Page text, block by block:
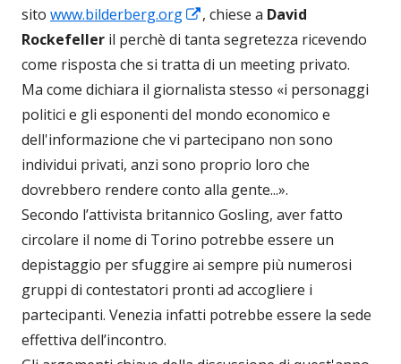
sito www.bilderberg.org
Apre
in
una
nuova
finestra
, chiese a David
Rockefeller il perchè di tanta segretezza ricevendo
come risposta che si tratta di un meeting privato.
Ma come dichiara il giornalista stesso «i personaggi
politici e gli esponenti del mondo economico e
dell'informazione che vi partecipano non sono
individui privati, anzi sono proprio loro che
dovrebbero rendere conto alla gente...».
Secondo l’attivista britannico Gosling, aver fatto
circolare il nome di Torino potrebbe essere un
depistaggio per sfuggire ai sempre più numerosi
gruppi di contestatori pronti ad accogliere i
partecipanti. Venezia infatti potrebbe essere la sede
effettiva dell’incontro.